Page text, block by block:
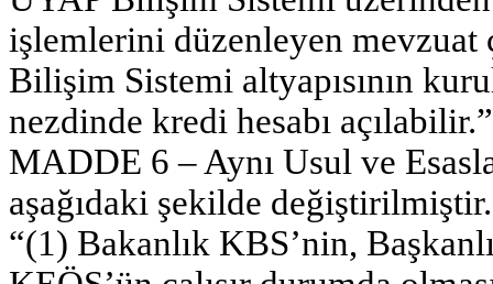
işlemlerini düzenleyen
Bilişim Sistemi altyapısının
nezdinde kredi hesabı açılabilir.”
MADDE 6 – Aynı Usul ve
aşağıdaki şekilde değiştirilmiştir.
“(1) Bakanlık KBS’nin,